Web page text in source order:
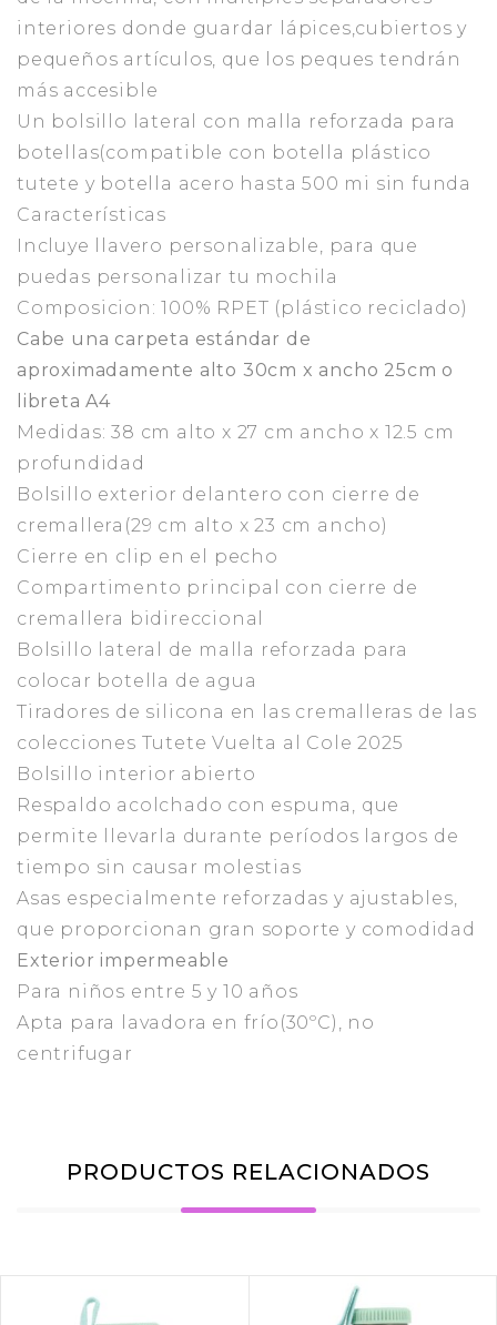
interiores donde guardar lápices,cubiertos y
pequeños artículos, que los peques tendrán
más accesible
Un bolsillo lateral con malla reforzada para
botellas(compatible con botella plástico
tutete y botella acero hasta 500 mi sin funda
Características
Incluye llavero personalizable, para que
puedas personalizar tu mochila
Composicion: 100% RPET (plástico reciclado)
Cabe una carpeta estándar de
aproximadamente alto 30cm x ancho 25cm o
libreta A4
Medidas: 38 cm alto x 27 cm ancho x 12.5 cm
profundidad
Bolsillo exterior delantero con cierre de
cremallera(29 cm alto x 23 cm ancho)
Cierre en clip en el pecho
Compartimento principal con cierre de
cremallera bidireccional
Bolsillo lateral de malla reforzada para
colocar botella de agua
Tiradores de silicona en las cremalleras de las
colecciones Tutete Vuelta al Cole 2025
Bolsillo interior abierto
Respaldo acolchado con espuma, que
permite llevarla durante períodos largos de
tiempo sin causar molestias
Asas especialmente reforzadas y ajustables,
que proporcionan gran soporte y comodidad
Exterior impermeable
Para niños entre 5 y 10 años
Apta para lavadora en frío(30ºC), no
centrifugar
PRODUCTOS RELACIONADOS